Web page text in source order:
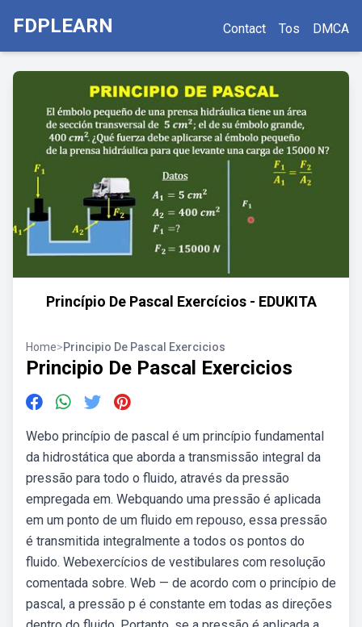
FDPLEARN Contact Tos DMCA
Princípio De Pascal Exercícios - EDUKITA
Home>Principio De Pascal Exercicios
Principio De Pascal Exercicios
Webo princípio de pascal é um princípio fundamental
da hidrostática que aborda a transmissão integral da
pressão para todo o fluido, através da pressão
empregada em. Webquando uma pressão é aplicada
em um ponto de um fluido em repouso, essa pressão
é transmitida integralmente a todos os pontos do
fluido. Webexercícios de vestibulares com resolução
comentada sobre. Web — de acordo com o princípio de
pascal, a pressão p é constante em todas as direções